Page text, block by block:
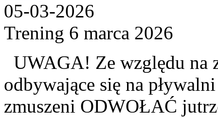
05-03-2026
Trening 6 marca 2026
UWAGA! Ze względu na
odbywające się na
zmuszeni ODWOŁAĆ